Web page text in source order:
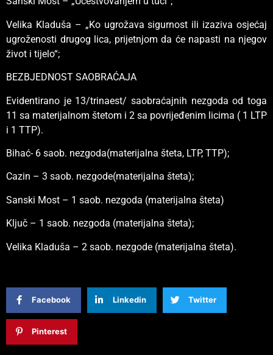
Velika Kladuša – „Ko ugrožava sigurnost ili izaziva osjećaj
ugroženosti drugog lica, prijetnjom da će napasti na njegov
život i tijelo“;
BEZBJEDNOST SAOBRAĆAJA
Evidentirano je 13/trinaest/ saobraćajnih nezgoda od toga
11 sa materijalnom štetom i 2 sa povrijeđenim licima ( 1 LTP
i 1 TTP).
Bihać- 6 saob. nezgoda(materijalna šteta, LTP, TTP);
Cazin – 3 saob. nezgode(materijalna šteta);
Sanski Most – 1 saob. nezgoda (materijalna šteta)
Ključ – 1 saob. nezgoda (materijalna šteta);
Velika Kladuša – 2 saob. nezgode (materijalna šteta).
Facebook Linkedin Twitter
Pinterest